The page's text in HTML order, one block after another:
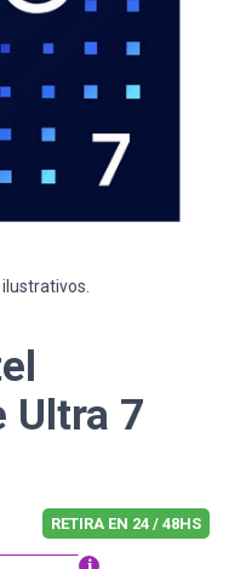
Ultra 7
RETIRA EN 24 / 48HS